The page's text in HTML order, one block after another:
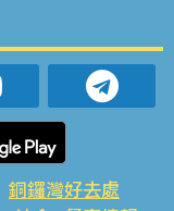
銅鑼灣好去處